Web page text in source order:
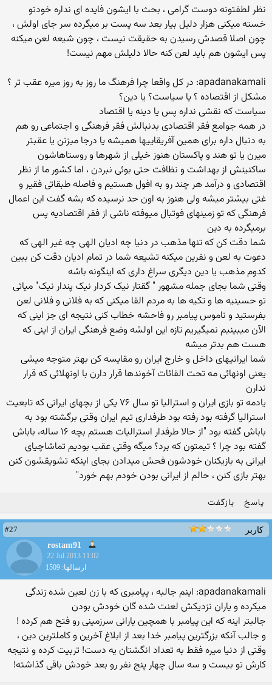
نظر لطفتونه دوست گرامی ، بحث با ایشون فایده ای نداره خودتو
خسته میکنی هزار دلیل بیار بعد سه پست بر میگرده سر جای اولش ،
چون اصلا قصدش رسیدن به حقیقت نیست ، چون شیعه لعن میکنه
پس ایشون هم باید لعن کنه حالا دلیلش مهم نیست!
apadanakamali: در کل واقعا چرا فرهنگ ما روز به روز میره عقب تر ؟
مشکل از اقتصاده ؟ یا سیاست؟ یا دین؟
سیاست که نقشی نداره پس یا دینه یا اقتصاد
در همه جوامع فقر اقتصادی بدنبالش فقر فرهنگی و اجتماعی رو هم
به دنبال داره برای همین آفریقاییها همیشه یا درجا میزنن یا عقبتر
میرن یا تو هند و پاکستان هنوز خیلی از شهرها و روستاهاشون
ساکنینش از بهداشت و نظافت حتی بوئی نبردن ، اما کشور ما از نظر
اقتصادی و درآمد هر چند رو به افول هستیم و فاصله طبقاتی فقیر و
غتی بیشتر میشه ولی هنوز به اون حد نرسیده که بشه گفت این اعمال
فرهنگی که تو زمینهای فوتبال میوفته ناشی از فقر اقتصادیه پس
برمیگرده به دین
شما دقت کن که تنها مذهب در دنیا چه ادیان الهی چه غیر الهی که
دعوت به لعن و نفرین میکنه تشیعه شما در تمام ادیان دقت کن ببین
کدوم مذهب یا دین دیگری سراغ داری که اینگونه باشه
وقتی شما بجای جمله مشهور " گقتار نیک کردار نیک پندار نیک" میائی
تو حسینیه ها و تکیه ها به مردم القا میکنی که به فلانی و فلانی لعن
بفرستید و ناموس پیامبر رو فاحشه خطاب کنی نتیجه ای جز اینی که
الآن میبینیم نمیگیریم تازه این اولشه وضع فرهنگی ایران از اینی که
هست هم بدتر میشه
شما ایرانیهای داخل و خارج ایران رو مقایسه کن بهتر متوجه میشی
یعنی اونهائی مه تحت القائات آخوندها قرار دارن با اونهلائی که قرار
ندارن
یادمه تو بازی ایران و استرالیا تو سال ۷۶ یکی از بچهای ایرانی که تابعیت
استرالیا گرفته بود رفته بود طرفداری تیم ایران وقتی برگشته بود به
باباش گفته بود "از حالا طرفدار استرالیات هستم بچه ۱۶ ساله، باباش
گفته بود چرا ؟ تیمتون که برد؟ میگه وقتی عقب بودیم تماشاچیای
ایرانی به بازیکنان خودشون فحش میدادن بجای اینکه تشویقشون کنن
بهتر بازی کنن ، حالم از ایرانی بودن خودم بهم خورد"
پاسخ بازگفت
کاربر
#27
rostam91
22 Jul 2013 11:02
ارسالها: 1509
apadanakamali: اینم جالبه ، پیامبری که با زن لعین شده زندگی
میکرده و یاران نزدیکش لعنت شده گان خودش بودن
جالبتر اینه که این پیامبر با همچین یارانی سرزمینی رو فتح هم کرده !
و جالب آنکه بزرگترین پیامبر خدا بعد از ابلاغ آخرین و کاملترین دین ،
وقتی از دنیا میره فقط به تعداد انگشتان یه دست! تربیت کرده و نتیجه
کارش تو بیست و سه سال چهار پنج نفر رو بعد خودش باقی گذاشته!